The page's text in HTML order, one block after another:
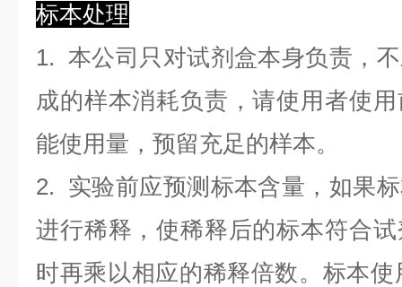
标本处理
1. 本公司只对试剂盒本身负责，
成的样本消耗负责，请使用者使
能使用量，预留充足的样本。
2. 实验前应预测标本含量，如果
进行稀释，使稀释后的标本符合
时再乘以相应的稀释倍数。标本